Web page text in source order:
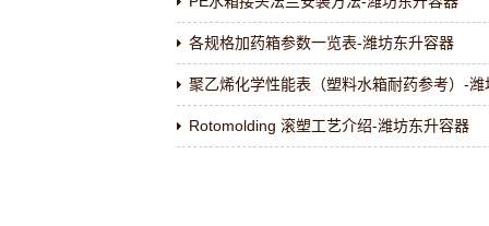
各规格加药箱参数一览表-潍坊东升容器
聚乙烯化学性能表（塑料水箱耐药参考）-潍
Rotomolding 滚塑工艺介绍-潍坊东升容器